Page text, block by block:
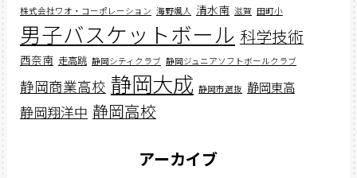
株式会社ワオ・コーポレーション 海野颯人 清水南 滋賀 田町小
男子バスケットボール 科学技術
西奈南 走高跳 静岡シティクラブ 静岡ジュニアソフトボールクラブ
静岡商業高校 静岡大成 静岡市選抜 静岡東高
静岡翔洋中 静岡高校
アーカイブ